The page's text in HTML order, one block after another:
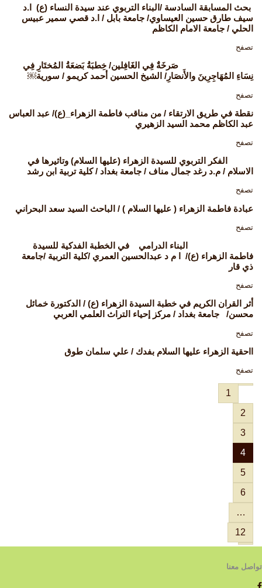
بحث المسابقة السادسة /البناء التربوي عند سيدة النساء (ع) ا.د
سيف طارق حسين العيساوي/ جامعة بابل / ا.د قصي سمير عبيس
الحلي / جامعة الامام الكاظم
تصفح
صَرخَةٌ فِي الغَافِلين/ خِطبَةُ بَضعَةُ المُختَارِ فِي
نِسَاءِ المُهَاجِرِينَ والأَنصَارِ/ الشيخ الحسين أحمد كريمو / سورية￼
تصفح
نقطة في طريق الارتقاء / من مناقب فاطمة الزهراء_(ع)/ عبد العباس
عبد الكاظم محمد السيد الزهيري
تصفح
الفكر التربوي للسيدة الزهراء (عليها السلام) وتاثيرها في
الاسلام / م.د رغد جمال مناف / جامعة بغداد / كلية تربية ابن رشد
تصفح
عبادة فاطمة الزهراء ( عليها السلام ) / الباحث السيد سعد البحراني
تصفح
البناء الدرامي في الخطبة الفدكية للسيدة
فاطمة الزهراء (ع)/ ا م د عبدالحسين العمري /كلية التربية /جامعة
ذي قار
تصفح
أثر القران الكريم في خطبة السيدة الزهراء (ع) / الدكتورة خمائل
محسن/ جامعة بغداد / مركز إحياء التراث العلمي العربي
تصفح
ااحقية الزهراء عليها السلام بفدك / علي سلمان طوق
تصفح
1
2
3
4
5
6
…
12
تواصل معنا